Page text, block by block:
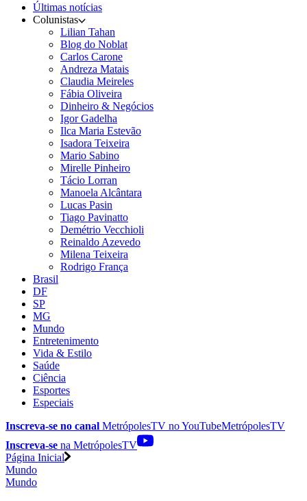
Últimas notícias
Colunistas
Lilian Tahan
Blog do Noblat
Carlos Carone
Andreza Matais
Claudia Meireles
Fábia Oliveira
Dinheiro & Negócios
Igor Gadelha
Ilca Maria Estevão
Isadora Teixeira
Mario Sabino
Mirelle Pinheiro
Tácio Lorran
Manoela Alcântara
Lucas Pasin
Tiago Pavinatto
Demétrio Vecchioli
Reinaldo Azevedo
Milena Teixeira
Rodrigo França
Brasil
DF
SP
MG
Mundo
Entretenimento
Vida & Estilo
Saúde
Ciência
Esportes
Especiais
Inscreva-se no canal MetrópolesTV noYouTubeMetrópolesTV
Inscreva-se na MetrópolesTV
Página Inicial
Mundo
Mundo